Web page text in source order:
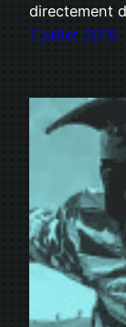
directement
7 juillet 2015